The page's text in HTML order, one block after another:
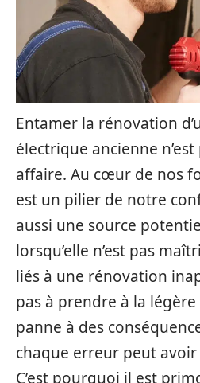
Entamer la rénovation
électrique ancienne
affaire. Au cœur de nos
est un pilier de notre
aussi une source
lorsqu’elle n’est pas
liés à une rénovation
pas à prendre à la
panne à des
chaque erreur peut
C’est pourquoi il est